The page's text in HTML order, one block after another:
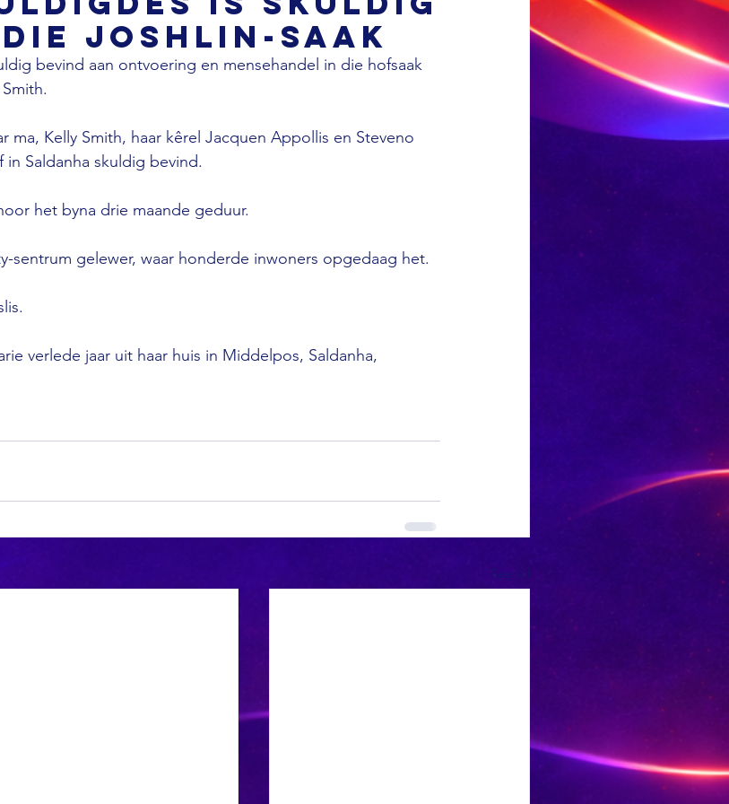
Joshlin-saak
bevind aan ontvoering en mensehandel in die hofsaak
ma, Kelly Smith, haar kêrel Jacquen Appollis en Steveno
Saldanha skuldig bevind.
het byna drie maande geduur.
sentrum gelewer, waar honderde inwoners opgedaag het.
verlede jaar uit haar huis in Middelpos, Saldanha,
See All